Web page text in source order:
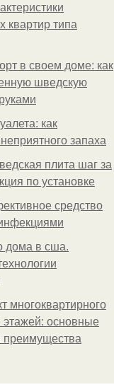
квартир типа
в своем доме: как
шведскую
как
запаха
плита шаг за
по установке
средство
дома в сша.
многоквартирного
основные
преимущества